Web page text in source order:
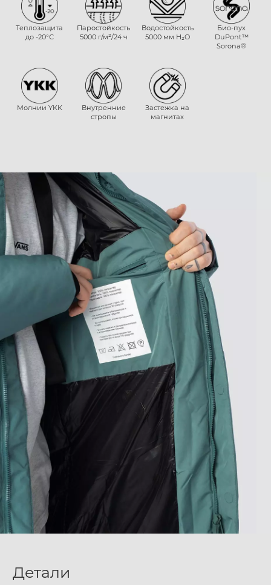
Теплозащита
до -20°С
Паростойкость
5000 г/м²/24 ч
Водостойкость
5000 мм H₂O
Био-пух
DuPont™
Sorona®
Молнии YKK
Внутренние
стропы
Застежка на
магнитах
Детали